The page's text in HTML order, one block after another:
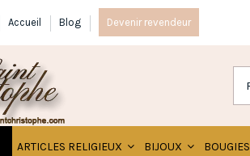
Accueil Blog Devenir revendeur
ARTICLES RELIGIEUX BIJOUX BOUGIES